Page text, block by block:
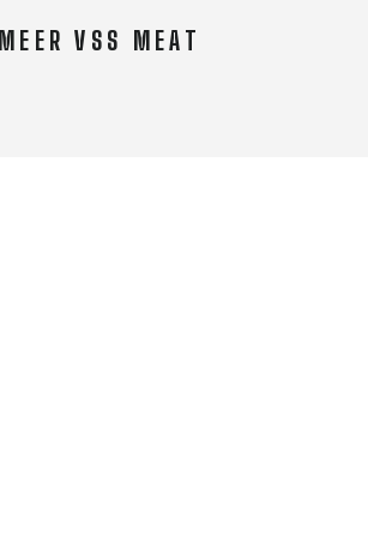
MEER VSS MEAT